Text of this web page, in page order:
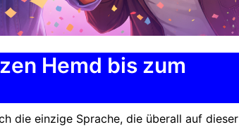
Hemd bis zum
die einzige Sprache, die überall auf dieser